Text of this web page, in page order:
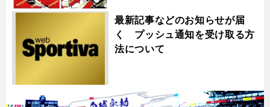
最新記事などのお知らせが届
く プッシュ通知を受け取る方
法について